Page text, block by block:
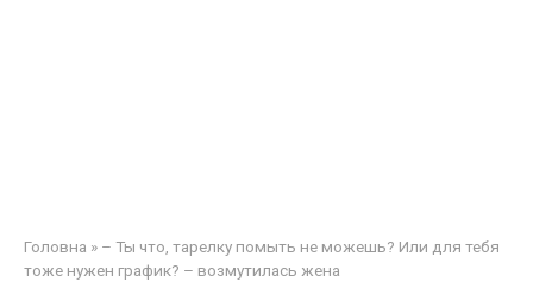
Головна » – Ты что, тарелку помыть не можешь? Или для тебя
тоже нужен график? – возмутилась жена